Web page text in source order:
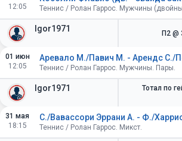
12:05
Igor1971
Теннис / Ролан Гаррос. Мужчины
П2 @
01 июн
12:05
Igor1971
Аревало М./Павич М. - Арендс С./
Теннис / Ролан Гаррос. Мужчины. Пары.
Тотал по
31 мая
18:15
Теннис / Ролан Гаррос. Микст.